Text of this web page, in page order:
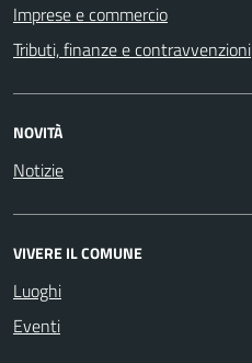
Imprese e commercio
Tributi, finanze e contravvenzioni
NOVITÀ
Notizie
VIVERE IL COMUNE
Luoghi
Eventi